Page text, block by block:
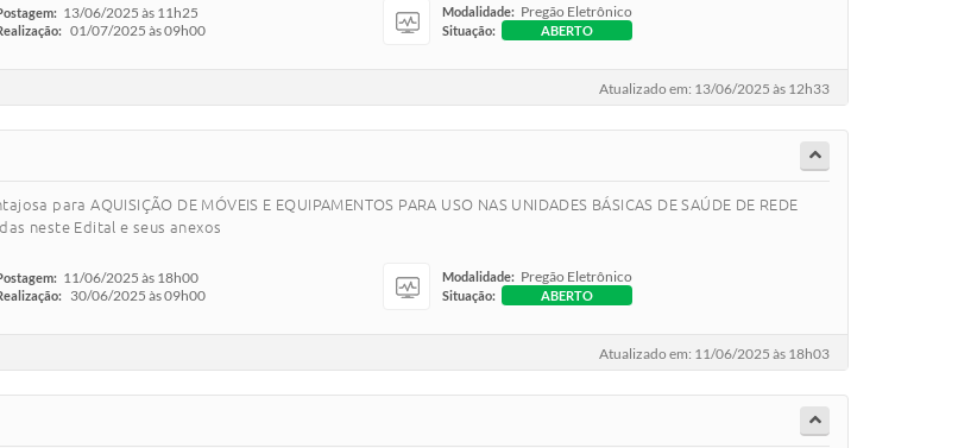
13/06/2025 às 11h25
01/07/2025 às 09h00
Modalidade: Pregão Eletrônico
Situação: ABERTO
Atualizado em: 13/06/2025 às 12h33
AQUISIÇÃO DE MÓVEIS E EQUIPAMENTOS PARA USO NAS UNIDADES BÁSICAS DE SAÚDE DE REDE
neste Edital e seus anexos
11/06/2025 às 18h00
30/06/2025 às 09h00
Modalidade: Pregão Eletrônico
Situação: ABERTO
Atualizado em: 11/06/2025 às 18h03